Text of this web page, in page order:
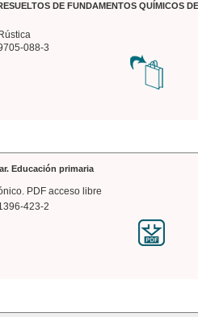
DE FUNDAMENTOS QUÍMICOS
088-3
Educación primaria
PDF acceso libre
423-2